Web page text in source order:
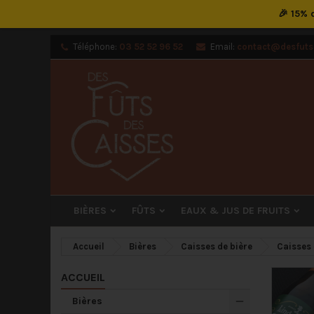
🎉 15%
Téléphone: 03 52 52 96 52 Email:
BIÈRES FÛTS EAUX & JUS DE FRUITS
Accueil Bières Caisses de bière
ACCUEIL
Bières